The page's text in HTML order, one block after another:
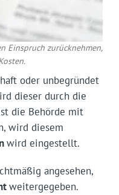
Einspruch zurücknehmen,
oder unbegründet
dieser durch die
die Behörde mit
wird diesem
wird eingestellt.
angesehen,
weitergegeben.